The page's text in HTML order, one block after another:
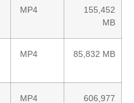
MP4
155,452
MB
MP4 85,832 MB
MP4
606,977